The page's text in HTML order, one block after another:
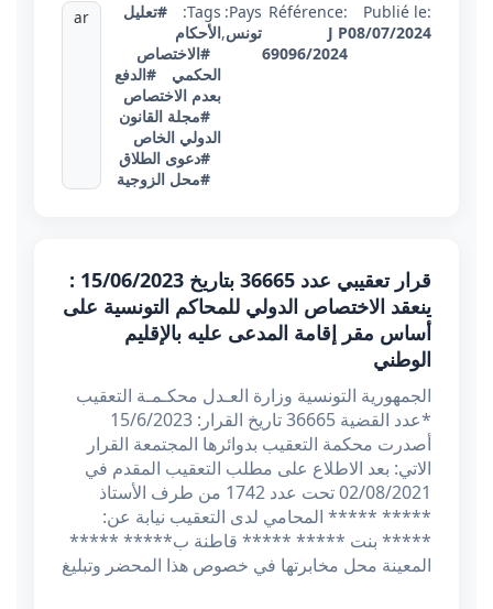
Publié le:
08/07/2024
Référence:
J P
69096/2024
Pays:
تونس,
Tags:
#تعليل
الأحكام
#الاختصاص
الحكمي
#الدفع
بعدم الاختصاص
#مجلة القانون
الدولي الخاص
#دعوى الطلاق
#محل الزوجية
ar
قرار تعقيبي عدد 36665 بتاريخ 15/06/2023 :
ينعقد الاختصاص الدولي للمحاكم التونسية على
أساس مقر إقامة المدعى عليه بالإقليم
الوطني
الجمهورية التونسية وزارة العـدل محكـمـة التعقيب
*عدد القضية 36665 تاريخ القرار: 15/6/2023
أصدرت محكمة التعقيب بدوائرها المجتمعة القرار
الاتي: بعد الاطلاع على مطلب التعقيب المقدم في
02/08/2021 تحت عدد 1742 من طرف الأستاذ
***** ***** المحامي لدى التعقيب نيابة عن:
***** بنت ***** ***** قاطنة ب***** *****
المعينة محل مخابرتها في خصوص هذا المحضر وتبليغ